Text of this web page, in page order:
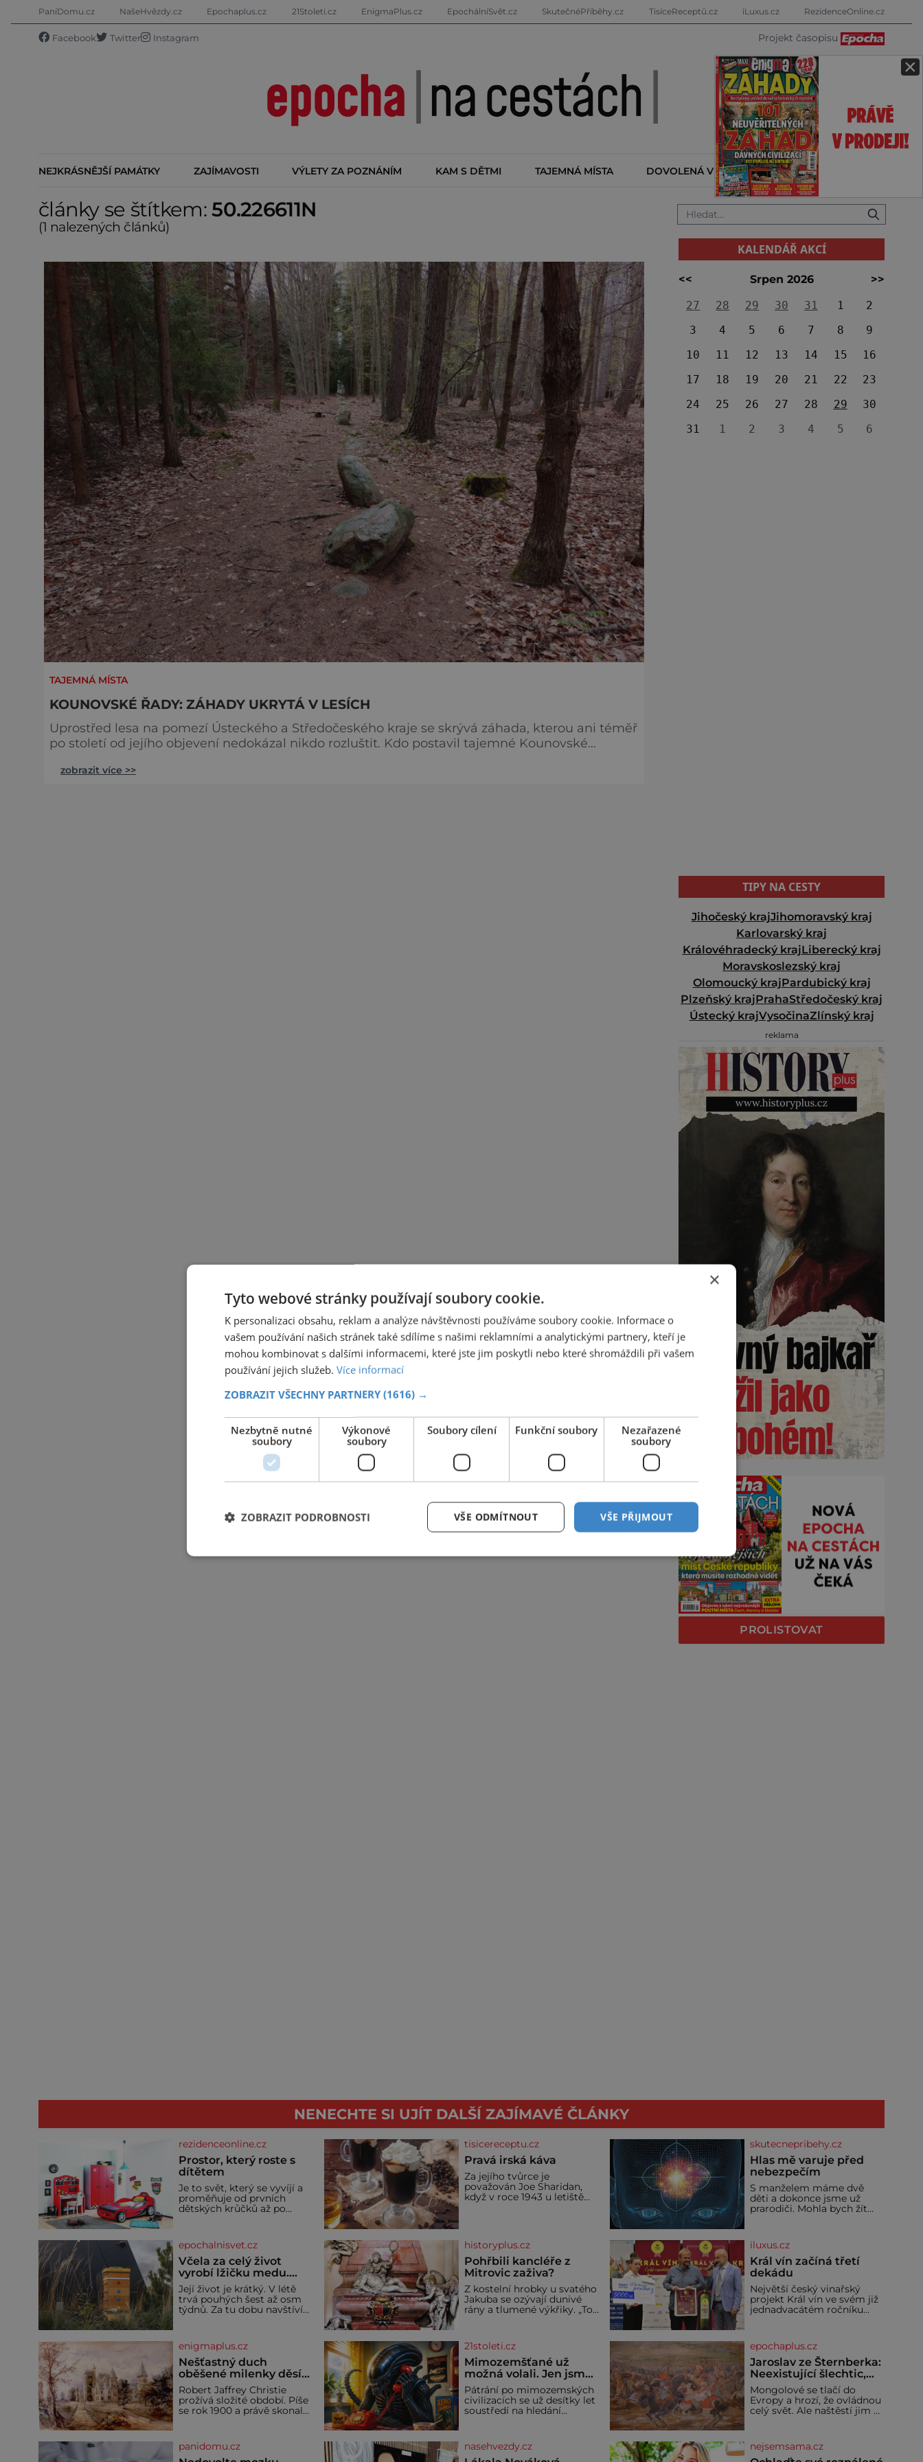
×
PaníDomu.cz NašeHvězdy.cz Epochaplus.cz 21Stoleti.cz EnigmaPlus.cz EpochálníSvět.cz SkutečnéPříběhy.cz TisíceReceptů.cz iLuxus.cz RezidenceOnline.cz
Facebook Twitter Instagram Projekt časopisu
NEJKRÁSNĚJŠÍ PAMÁTKY ZAJÍMAVOSTI VÝLETY ZA POZNÁNÍM KAM S DĚTMI TAJEMNÁ MÍSTA DOVOLENÁ V ZAHRANIČÍ KALENDÁŘ AKCÍ
články se štítkem:50.226611N
(1 nalezených článků)
TAJEMNÁ MÍSTA
KOUNOVSKÉ ŘADY: ZÁHADY UKRYTÁ V LESÍCH
Uprostřed lesa na pomezí Ústeckého a Středočeského kraje se skrývá záhada, kterou ani téměř
po století od jejího objevení nedokázal nikdo rozluštit. Kdo postavil tajemné Kounovské
působiště v obci Kounov, a tak si zpočátku zvykl ve volném čase vyrážet na výlety, aby lépe
zobrazit více >>
KALENDÁŘ AKCÍ
<< Srpen 2026
>>
27
28 29 30 31 1
2
3
4 5 6 7 8
9
10
11 12 13 14 15
16
17
18 19 20 21 22
23
24
25 26 27 28 29
30
31
1 2 3 4 5 6
TIPY NA CESTY
Jihočeský krajJihomoravský kraj
Karlovarský kraj
Královéhradecký krajLiberecký kraj
Moravskoslezský kraj
Olomoucký krajPardubický kraj
Plzeňský krajPrahaStředočeský kraj
Ústecký krajVysočinaZlínský kraj
reklama
PROLISTOVAT
NENECHTE SI UJÍT DALŠÍ ZAJÍMAVÉ ČLÁNKY
rezidenceonline.cz
Prostor, který roste s
dítětem
Je to svět, který se vyvíjí a
proměňuje od prvních
dětských krůčků až po
bezpečí, kreativitu,
soustředění i odpočinek a
reaguje na každou etapu
života a specifické potřeby
dítěte. Pro nejmenší je
klíčová jednoduchost,
měkkost a bezpečí, proto
by pokoj miminka měl
tisicereceptu.cz
Pravá irská káva
Za jejího tvůrce je
považován Joe Sharidan,
když v roce 1943 u letiště
nemohli pokračovat v cestě.
Povzbudil je tehdy kávou,
skutecnepribehy.cz
Hlas mě varuje před
nebezpečím
S manželem máme dvě
děti a dokonce jsme už
prarodiči. Mohla bych žít
nabourala mysl. Živím se
jako mzdová účetní a konec
měsíce je pro mě vždy
velice psychicky náročným
máme vnoučata, mi dcera
čím dál častěji volá o
pomoc, co se hlídání týče.
epochalnisvet.cz
Včela za celý život
vyrobí lžičku medu.
Čím je pražský med ze
střech tak ceněný?
Její život je krátký. V létě
trvá pouhých šest až osm
týdnů. Za tu dobu navštíví
přibližně devět gramů
medu – zhruba jednu
čajovou lžičku. Sama o sobě
se může zdát bezvýznamná.
Teprve když se spojí s
dalšími desítkami tisíc
příslušnic svého včelstva,
vznikne jeden z
historyplus.cz
Pohřbili kancléře z
Mitrovic zaživa?
Z kostelní hrobky u svatého
Jakuba se ozývají dunivé
rány a tlumené výkřiky. „To
kopy grošů by se nikdo
neodvážil podzemní hrobku
otevřít a její poklop tak
raději jen skrápí svěcenou
vodou. Za několik dní divné
burácení skutečně ustane.
Když o mnoho let později
hrobku
iluxus.cz
Král vín začíná třetí
dekádu
Největší český vinařský
projekt Král vín ve svém již
jednadvacátém ročníku
porota z celkem 1260
vzorků od 157 vinařů. Král
vín, který se – i pře
enigmaplus.cz
Nešťastný duch
oběšené milenky děsí
studentky
Robert Jaffrey Christie
prožívá složité období. Píše
se rok 1900 a právě skonal
(1829–1900). Smutná
událost je ale doprovázena
21stoleti.cz
Mimozemšťané už
možná volali. Jen jsme
jejich zprávu
nedokázali rozpoznat
Pátrání po mimozemských
civilizacích se už desítky let
soustředí na hledání
sama vytvořila jen stěží.
Nová studie však naznačuje,
epochaplus.cz
Jaroslav ze Šternberka:
Neexistující šlechtic,
který z Moravy vyžene
Mongoly
Mongolové se tlačí do
Evropy a hrozí, že ovládnou
celý svět. Ale naštěstí jim v
království, které dokáže
dobyvatelské hordy
panidomu.cz nasehvezdy.cz nejsemsama.cz
×
Tyto webové stránky používají soubory cookie.
K personalizaci obsahu, reklam a analýze návštěvnosti používáme soubory cookie. Informace o
vašem používání našich stránek také sdílíme s našimi reklamními a analytickými partnery, kteří je
mohou kombinovat s dalšími informacemi, které jste jim poskytli nebo které shromáždili při vašem
používání jejich služeb. Více informací
ZOBRAZIT VŠECHNY PARTNERY (1616) →
Nezbytně nutné
soubory
Výkonové
soubory
Soubory cílení Funkční soubory
Nezařazené
soubory
VŠE PŘIJMOUT
VŠE ODMÍTNOUT
ZOBRAZIT PODROBNOSTI